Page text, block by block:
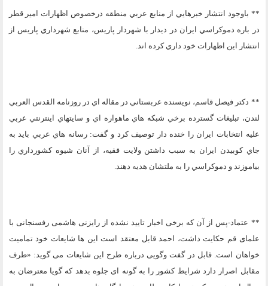
** باوجود انتشار خبرهايي از منابع عربي منطقه درخصوص اظهارات امير قطر
در باره دموکراسي ايران در ديدار با شهردار پاريس، منابع شهرداري پاريس از
انتشار اين اظهارات خود داري کرده اند.
** دکتر فيصل قاسم، نويسنده عربستاني در مقاله اي در روزنامه القدس العربي
لندن، تبليغات گسترده برخي شبکه هاي ماهواره اي و سايتهاي اينترنتي عربي
عليه انتخابات ايران را خنده دار توصيف کرد و گفت: رسانه هاي عربي بايد به
جاي کوبيدن ايران به سبب داشتن ولايت فقيه، از آنان شيوه کشورداري را
بياموزند و دموکراسي را به ملتشان هديه دهند.
** عتماد-پس از آن که برخی اخبار تایید نشده از رایزنی هاشمی رفسنجانی با
علمای قم حکایت داشت، احمد قابل معتقد است این ها شایعات خود تمامیت
خواهان است. قابل در گفت وگویی درباره طرح این شایعات می گوید: «طرف
مقابل اصرار دارد شرایط کشور را به گونه ای جلوه بدهد که گویا معترضان به